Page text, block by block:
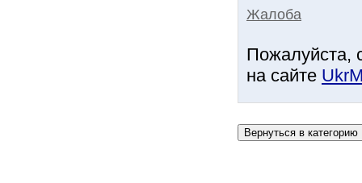
Жалоба
Пожалуйста,
на сайте